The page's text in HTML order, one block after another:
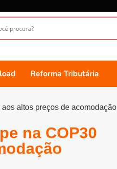
Reforma Tributária
altos preços de acomodação
na COP30